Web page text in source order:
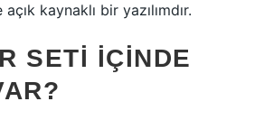
kaynaklı bir yazılımdır.
SETI IÇINDE